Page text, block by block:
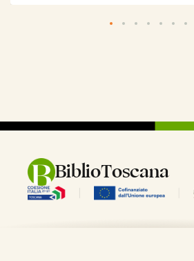
Tempo di Natale, che culmina con l'arrivo della
Stefano. Si dice che celebrare
aiuterà a vivere le lunghe giornate invernali
devozione verso la Santa è diffusa in alcune
cui Piacenza, Reggio Emilia, Cremona, Brescia,
Veneto, Friuli Venezia Giulia, Trentino-Alto
Wikipedia
BiblioToscana